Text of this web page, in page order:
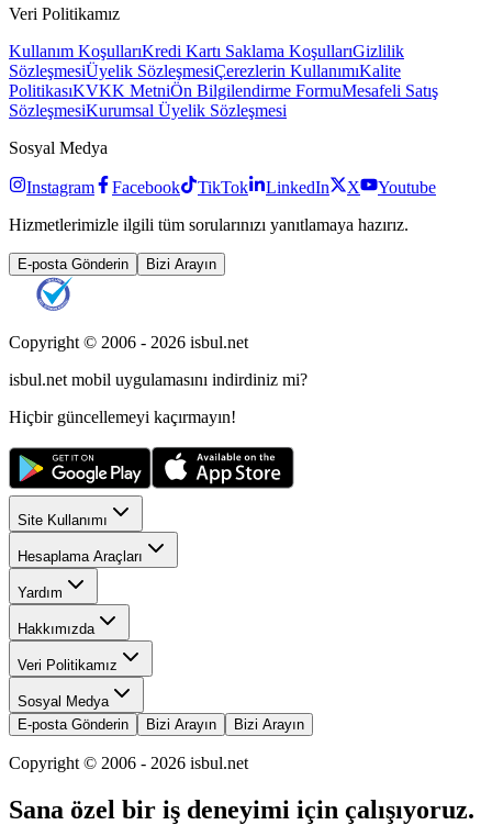
Veri Politikamız
Kullanım KoşullarıKredi Kartı Saklama KoşullarıGizlilik
SözleşmesiÜyelik SözleşmesiÇerezlerin KullanımıKalite
PolitikasıKVKK MetniÖn Bilgilendirme FormuMesafeli Satış
SözleşmesiKurumsal Üyelik Sözleşmesi
Sosyal Medya
Instagram Facebook TikTok LinkedIn X
Youtube
Hizmetlerimizle ilgili tüm sorularınızı yanıtlamaya hazırız.
E-posta Gönderin Bizi Arayın
Copyright © 2006 - 2026 isbul.net
isbul.net mobil uygulamasını indirdiniz mi?
Hiçbir güncellemeyi kaçırmayın!
Site Kullanımı
Hesaplama Araçları
Yardım
Hakkımızda
Veri Politikamız
Sosyal Medya
E-posta Gönderin
Bizi Arayın Bizi Arayın
Copyright © 2006 - 2026 isbul.net
Sana özel bir iş deneyimi için çalışıyoruz.